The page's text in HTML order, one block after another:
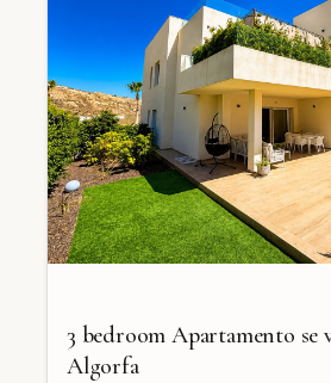
3 bedroom Apartamento se
Algorfa